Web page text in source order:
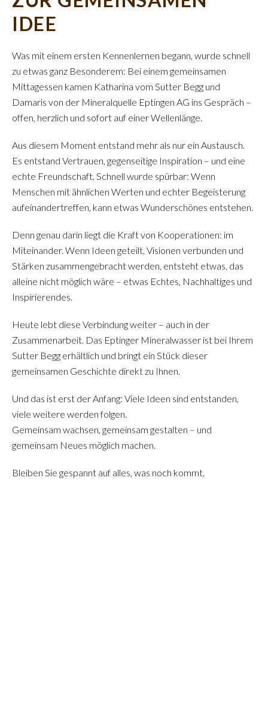
IDEE
Was mit einem ersten Kennenlernen begann, wurde schnell
zu etwas ganz Besonderem: Bei einem gemeinsamen
Mittagessen kamen Katharina vom Sutter Begg und
Damaris von der Mineralquelle Eptingen AG ins Gespräch –
offen, herzlich und sofort auf einer Wellenlänge.
Aus diesem Moment entstand mehr als nur ein Austausch.
Es entstand Vertrauen, gegenseitige Inspiration – und eine
echte Freundschaft. Schnell wurde spürbar: Wenn
Menschen mit ähnlichen Werten und echter Begeisterung
aufeinandertreffen, kann etwas Wunderschönes entstehen.
Denn genau darin liegt die Kraft von Kooperationen: im
Miteinander. Wenn Ideen geteilt, Visionen verbunden und
Stärken zusammengebracht werden, entsteht etwas, das
alleine nicht möglich wäre – etwas Echtes, Nachhaltiges und
Inspirierendes.
Heute lebt diese Verbindung weiter – auch in der
Zusammenarbeit. Das Eptinger Mineralwasser ist bei Ihrem
Sutter Begg erhältlich und bringt ein Stück dieser
gemeinsamen Geschichte direkt zu Ihnen.
Und das ist erst der Anfang: Viele Ideen sind entstanden,
viele weitere werden folgen.
Gemeinsam wachsen, gemeinsam gestalten – und
gemeinsam Neues möglich machen.
Bleiben Sie gespannt auf alles, was noch kommt.